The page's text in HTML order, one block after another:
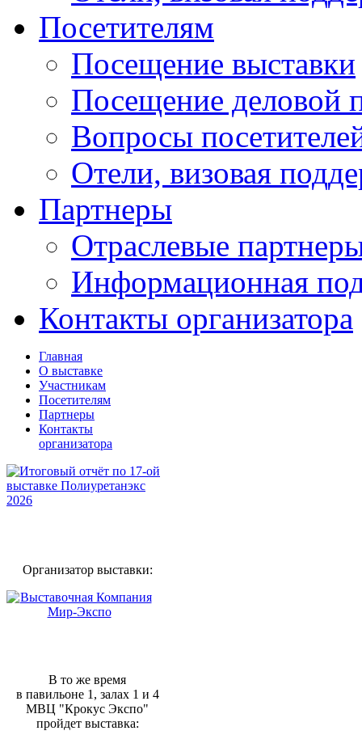
Посетителям
Посещение выставки
Посещение деловой
Вопросы
Отели, визовая
Партнеры
Отраслевые
Информационная
Контакты организатора
Главная
О выставке
Участникам
Посетителям
Партнеры
Контакты
организатора
Организатор выставки:
В то же время
в павильоне 1, залах 1 и 4
МВЦ "Крокус Экспо"
пройдет выставка: